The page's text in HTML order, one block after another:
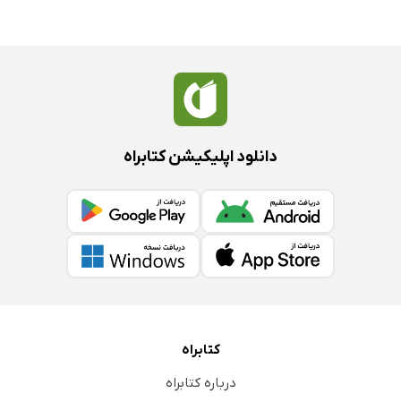
دانلود اپلیکیشن کتابراه
کتابراه
درباره کتابراه